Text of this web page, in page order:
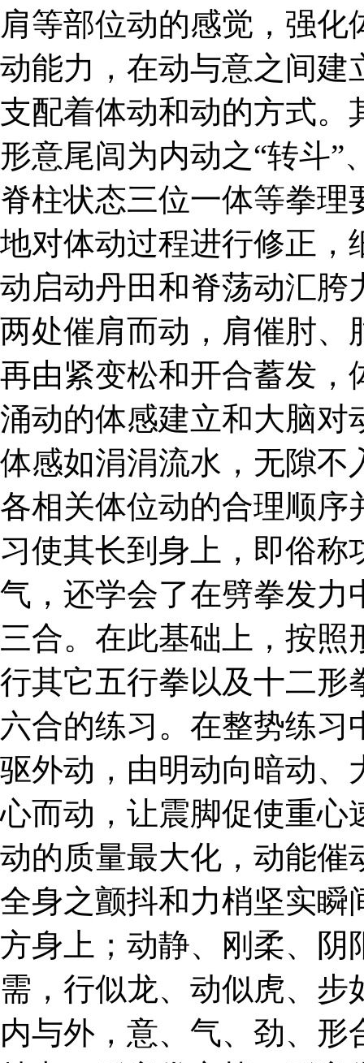
肩等部位动的感觉，强
动能力，在动与意之间建
支配着体动和动的方式。
形意尾闾为内动之“转斗
脊柱状态三位一体等拳理
地对体动过程进行修正，
动启动丹田和脊荡动汇胯
两处催肩而动，肩催肘、
再由紧变松和开合蓄发，
涌动的体感建立和大脑对
体感如涓涓流水，无隙不
各相关体位动的合理顺序
习使其长到身上，即俗
气，还学会了在劈拳发力
三合。在此基础上，按
行其它五行拳以及十二形
六合的练习。在整势练
驱外动，由明动向暗动、
心而动，让震脚促使重心
动的质量最大化，动能催
全身之颤抖和力梢坚实瞬
方身上；动静、刚柔、阴
需，行似龙、动似虎、
内与外，意、气、劲、